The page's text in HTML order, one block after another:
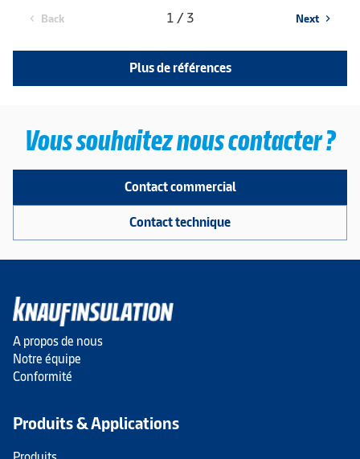
chevron_left Back 1 / 3 Next chevron_right
Plus de références
Vous souhaitez nous contacter ?
Contact commercial
Contact technique
A propos de nous
Notre équipe
Conformité
Produits & Applications